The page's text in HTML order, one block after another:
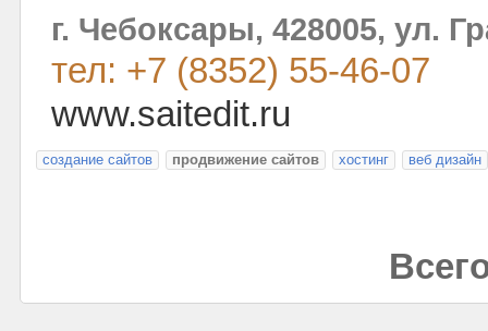
г. Чебоксары, 428005, ул.
тел: +7 (8352) 55-46-07
www.saitedit.ru
создание сайтов продвижение сайтов хостинг веб дизайн